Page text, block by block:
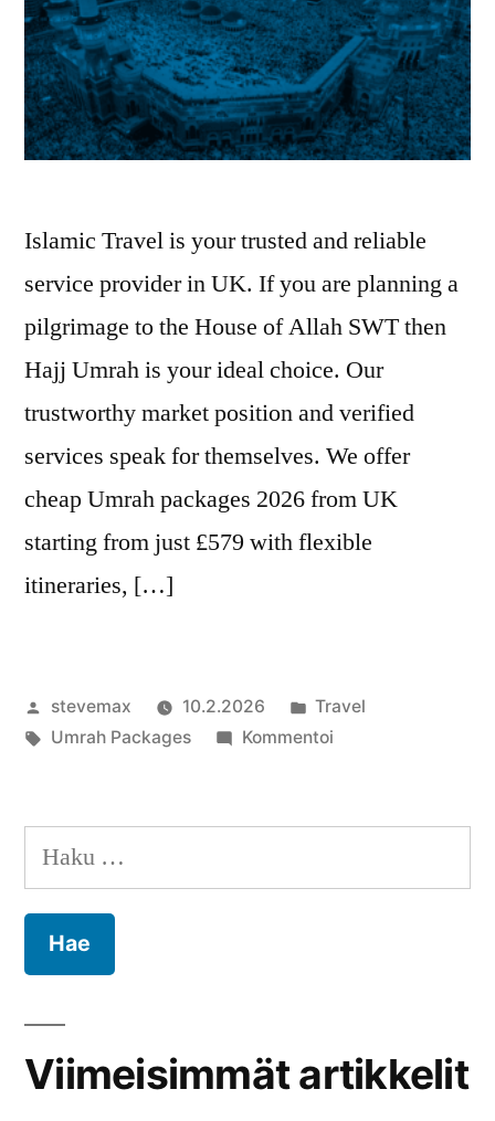
Islamic Travel is your trusted and reliable
service provider in UK. If you are planning a
pilgrimage to the House of Allah SWT then
Hajj Umrah is your ideal choice. Our
trustworthy market position and verified
services speak for themselves. We offer
cheap Umrah packages 2026 from UK
starting from just £579 with flexible
itineraries, […]
Artikkelin
julkaisija
stevemax 10.2.2026
Julkaistu
kategoriassa
Travel
Avainsanat:
Umrah Packages Kommentoiartikkelia
Offering
Umrah
Haku:
Viimeisimmät artikkelit